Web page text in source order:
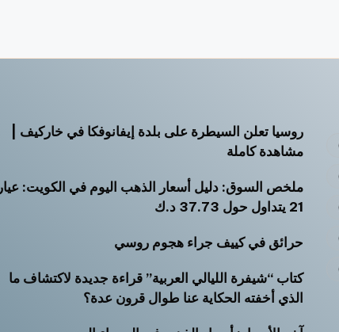
روسيا تعلن السيطرة على بلدة إيفانوفكا في خاركيف |
مشاهدة كاملة
ملخص السوق: دليل أسعار الذهب اليوم في الكويت: عيار
21 يتداول حول 37.73 د.ك
حرائق في كييف جراء هجوم روسي
كتاب “شيفرة الليالي العربية” قراءة جديدة لاكتشاف ما
الذي أخفته الحكاية عنا طوال قرون عدة؟